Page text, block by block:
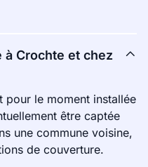
à Crochte et chez
pour le moment installée
être captée
une commune voisine,
de couverture.